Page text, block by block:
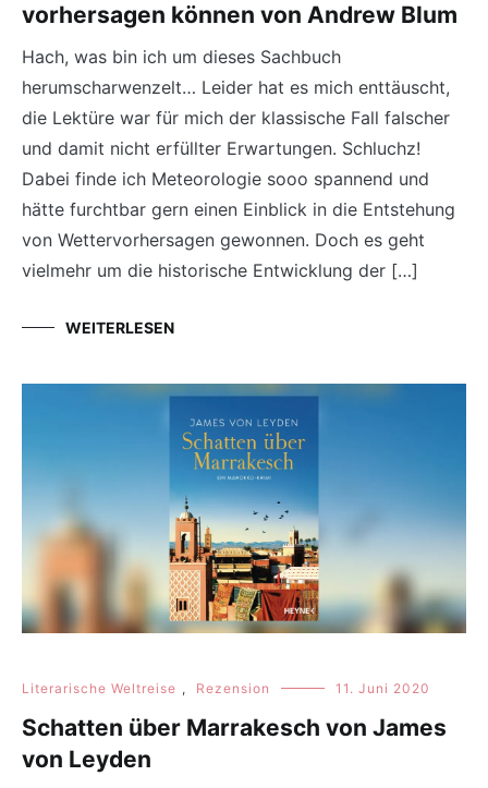
vorhersagen können von Andrew Blum
Hach, was bin ich um dieses Sachbuch
herumscharwenzelt… Leider hat es mich enttäuscht,
die Lektüre war für mich der klassische Fall falscher
und damit nicht erfüllter Erwartungen. Schluchz!
Dabei finde ich Meteorologie sooo spannend und
hätte furchtbar gern einen Einblick in die Entstehung
von Wettervorhersagen gewonnen. Doch es geht
vielmehr um die historische Entwicklung der […]
WEITERLESEN
Literarische Weltreise , Rezension 11. Juni 2020
Schatten über Marrakesch von James
von Leyden